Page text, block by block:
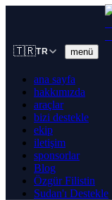
🇹🇷TR menü
ana sayfa
hakkımızda
araçlar
bizi destekle
ekip
iletişim
sponsorlar
Blog
Özgür Filistin
Sudan'ı Destekle